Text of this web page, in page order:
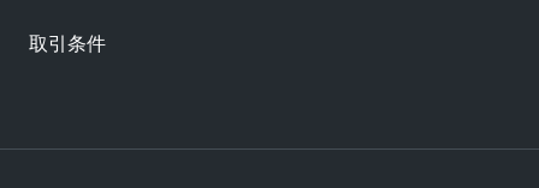
取引条件